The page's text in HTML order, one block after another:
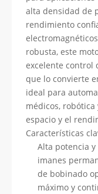
alta densidad de
rendimiento
robusta, este
excelente control
que lo convierte
ideal para
médicos,
espacio y el
Características
Alta potencia
imanes
de bobinado
máximo y